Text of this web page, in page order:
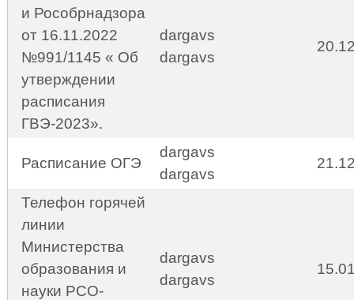
и Рособрнадзора
от 16.11.2022
№991/1145 « Об
утверждении
расписания
ГВЭ-2023».
dargavs
dargavs
Расписание ОГЭ
dargavs
dargavs
Телефон горячей
линии
Министерства
образования и
науки РСО-
dargavs
dargavs